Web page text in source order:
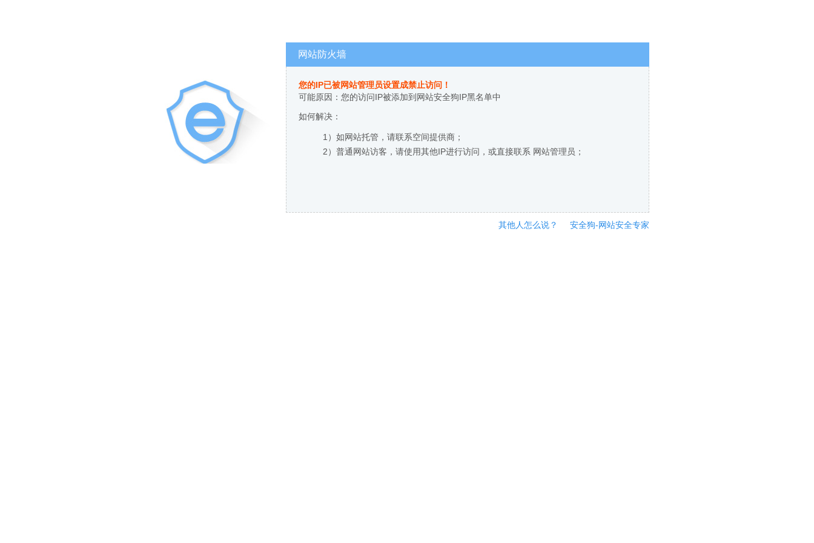
网站防火墙
您的IP已被网站管理员设置成禁止访问！
可能原因：您的访问IP被添加到网站安全狗IP黑名单中
如何解决：
1）如网站托管，请联系空间提供商；
2）普通网站访客，请使用其他IP进行访问，或直接联系 网站管理员；
其他人怎么说？ 安全狗-网站安全专家